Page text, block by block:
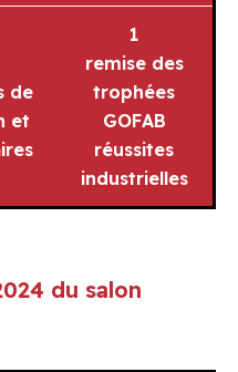
de
et
1
remise des
trophées
GOFAB
réussites
industrielles
du salon